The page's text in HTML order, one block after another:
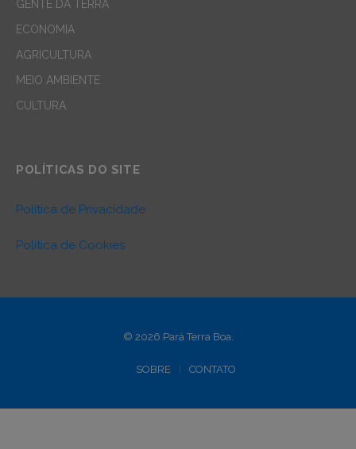
GENTE DA TERRA
ECONOMIA
AGRICULTURA
MEIO AMBIENTE
CULTURA
POLÍTICAS DO SITE
Política de Privacidade
Política de Cookies
© 2026 Pará Terra Boa.
SOBRE CONTATO